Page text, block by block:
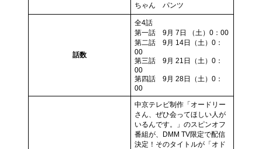
ちゃん パンツ
話数
全4話
第一話 9月 7日 （土）0：00
第二話 9月 14日（土）0：
00
第三話 9月 21日（土）0：
00
第四話 9月 28日（土）0：
00
中京テレビ制作「オードリー
さん、ぜひ会ってほしい人が
いるんです。」のスピンオフ
番組が、DMM TV限定で配信
決定！そのタイトルが「オド